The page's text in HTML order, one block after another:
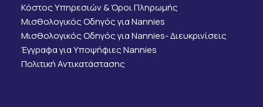
Κόστος Υπηρεσιών & Όροι Πληρωμής
Μισθολογικός Οδηγός για Nannies
Μισθολογικός Οδηγός για Nannies- Διευκρινίσεις
Έγγραφα για Υποψήφιες Nannies
Πολιτική Αντικατάστασης